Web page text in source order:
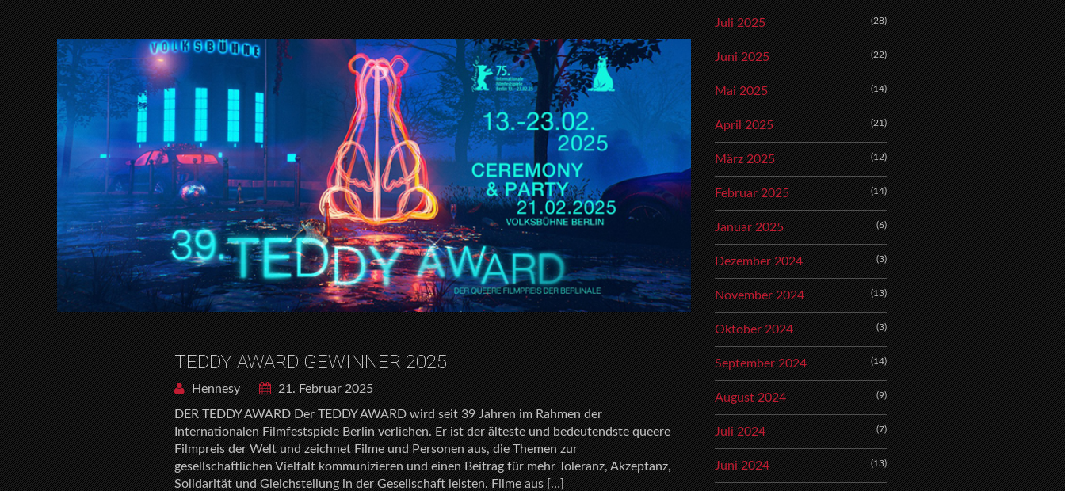
TEDDY AWARD GEWINNER 2025
Hennesy
21. Februar 2025
DER TEDDY AWARD Der TEDDY AWARD wird seit 39 Jahren im Rahmen der
Internationalen Filmfestspiele Berlin verliehen. Er ist der älteste und bedeutendste queere
Filmpreis der Welt und zeichnet Filme und Personen aus, die Themen zur
gesellschaftlichen Vielfalt kommunizieren und einen Beitrag für mehr Toleranz, Akzeptanz,
Solidarität und Gleichstellung in der Gesellschaft leisten. Filme aus […]
Juli 2025 (28)
Juni 2025 (22)
Mai 2025 (14)
April 2025 (21)
März 2025 (12)
Februar 2025 (14)
Januar 2025 (6)
Dezember 2024 (3)
November 2024 (13)
Oktober 2024 (3)
September 2024 (14)
August 2024 (9)
Juli 2024 (7)
Juni 2024 (13)